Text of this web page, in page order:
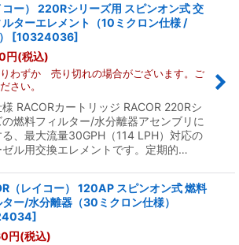
コー） 220Rシリーズ用 スピンオン式 交
ターエレメント（10ミクロン仕様 /
[10324036]
円(税込)
わずか 売り切れの場合がございます。ご
さい。
RACORカートリッジ RACOR 220Rシ
の燃料フィルター/水分離器アセンブリに
、最大流量30GPH（114 LPH）対応の
ゼル用交換エレメントです。定期的…
（レイコー） 120AP スピンオン式 燃料
ー/水分離器（30ミクロン仕様）
]
円(税込)